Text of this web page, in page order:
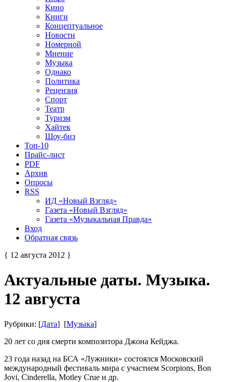
Кино
Книги
Концептуальное
Новости
Номерной
Мнение
Музыка
Однако
Политика
Рецензия
Спорт
Театр
Туризм
Хайтек
Шоу-биз
Топ-10
Прайс-лист
PDF
Архив
Опросы
RSS
ИД «Новый Взгляд»
Газета «Новый Взгляд»
Газета «Музыкальная Правда»
Вход
Обратная связь
{ 12 августа 2012 }
Актуальные даты. Музыка.
12 августа
Рубрики: [Дата] [Музыка]
20 лет со дня смерти композитора Джона Кейджа.
23 года назад на БСА «Лужники» состоялся Московский
международный фестиваль мира с участием Scorpions, Bon
Jovi, Cinderella, Motley Crue и др.